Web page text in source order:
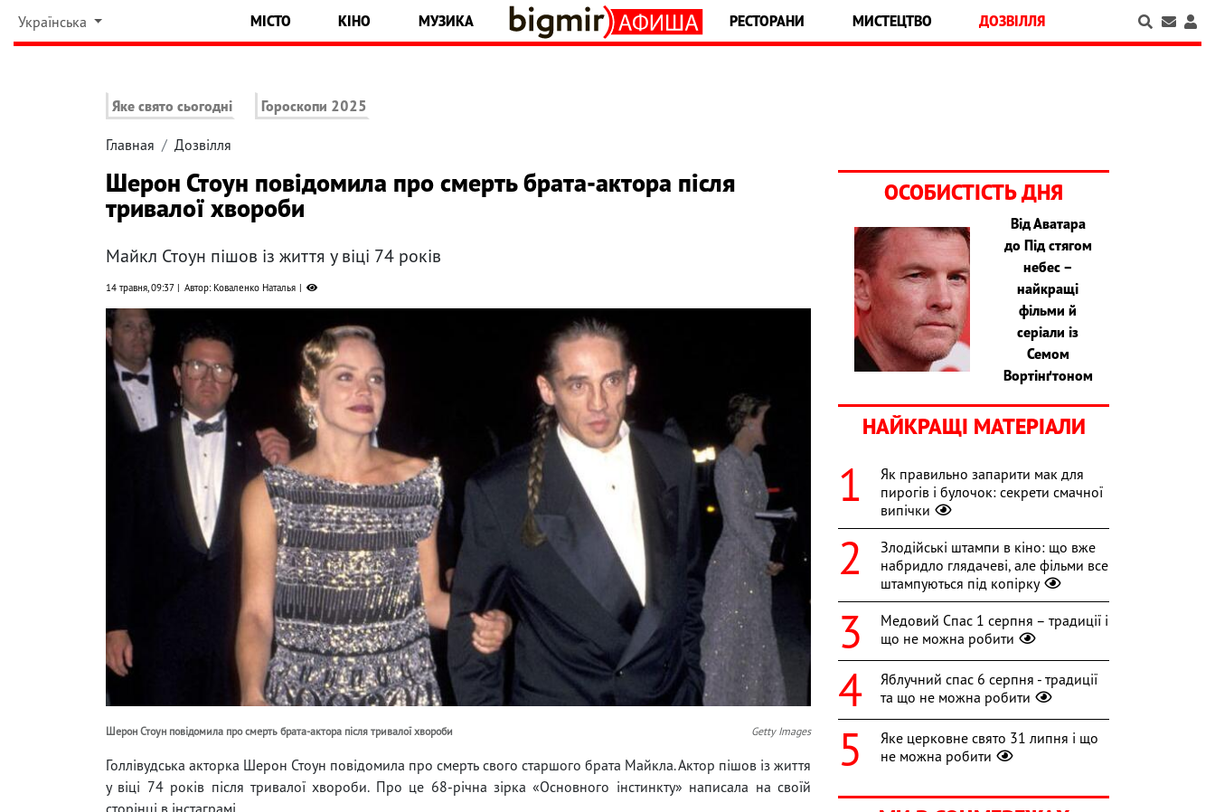
Українська МІСТО КІНО МУЗИКА РЕСТОРАНИ МИСТЕЦТВО ДОЗВІЛЛЯ
Яке свято сьогодні Гороскопи 2025
Главная Дозвілля
Шерон Стоун повідомила про смерть брата-актора після
тривалої хвороби
Майкл Стоун пішов із життя у віці 74 років
14 травня, 09:37 Автор: Коваленко Наталья
Шерон Стоун повідомила про смерть брата-актора після тривалої хвороби Getty Images
Голлівудська акторка Шерон Стоун повідомила про смерть свого старшого брата Майкла. Актор пішов із життя
у віці 74 років після тривалої хвороби. Про це 68-річна зірка «Основного інстинкту» написала на своїй
сторінці в інстаграмі.
ОСОБИСТІСТЬ ДНЯ
Від Аватара
до Під стягом
небес –
найкращі
фільми й
серіали із
Семом
Вортінґтоном
НАЙКРАЩІ МАТЕРІАЛИ
Як правильно запарити мак для
пирогів і булочок: секрети смачної
випічки
Злодійські штампи в кіно: що вже
набридло глядачеві, але фільми все
штампуються під копірку
Медовий Спас 1 серпня – традиції і
що не можна робити
Яблучний спас 6 серпня - традиції
та що не можна робити
Яке церковне свято 31 липня і що
не можна робити